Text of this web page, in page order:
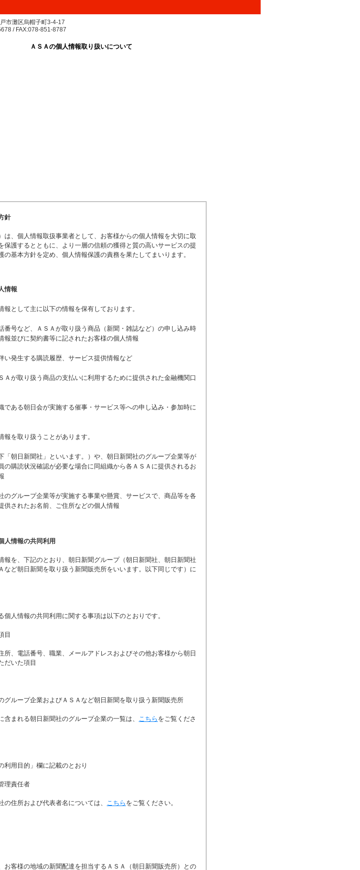
市灘区烏帽子町3-4-17
/ FAX:078-851-8787
ＡＳＡの個人情報取り扱いについて
針
は、個人情報取扱事業者として、お客様からの個人情報を大切に取
保護するとともに、より一層の信頼の獲得と質の高いサービスの提
の基本方針を定め、個人情報保護の責務を果たしてまいります。
情報
として主に以下の情報を保有しております。
号など、ＡＳＡが取り扱う商品（新聞・雑誌など）の申し込み時
報並びに契約書等に記されたお客様の個人情報
発生する購読履歴、サービス提供情報など
が取り扱う商品の支払いに利用するために提供された金融機関口
ある朝日会が実施する催事・サービス等への申し込み・参加時に
報を取り扱うことがあります。
「朝日新聞社」といいます。）や、朝日新聞社のグループ企業等が
の購読状況確認が必要な場合に同組織から各ＡＳＡに提供されるお
グループ企業等が実施する事業や懸賞、サービスで、商品等を各
供されたお名前、ご住所などの個人情報
人情報の共同利用
報を、下記のとおり、朝日新聞グループ（朝日新聞社、朝日新聞社
など朝日新聞を取り扱う新聞販売所をいいます。以下同じです）に
人情報の共同利用に関する事項は以下のとおりです。
目
、電話番号、職業、メールアドレスおよびその他お客様から朝日
だいた項目
ループ企業およびＡＳＡなど朝日新聞を取り扱う新聞販売所
まれる朝日新聞社のグループ企業の一覧は、 こちら をご覧くださ
用目的」欄に記載のとおり
理責任者
住所および代表者名については、 こちら をご覧ください。
お客様の地域の新聞配達を担当するＡＳＡ（朝日新聞販売所）との